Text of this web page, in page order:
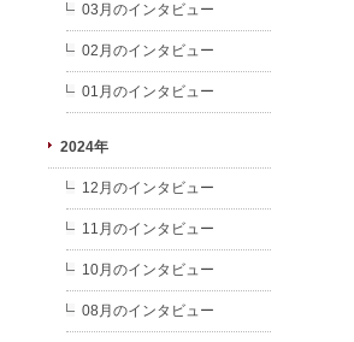
03月のインタビュー
02月のインタビュー
01月のインタビュー
2024年
12月のインタビュー
11月のインタビュー
10月のインタビュー
08月のインタビュー